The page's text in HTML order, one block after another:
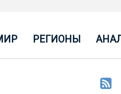
РЕГИОНЫ